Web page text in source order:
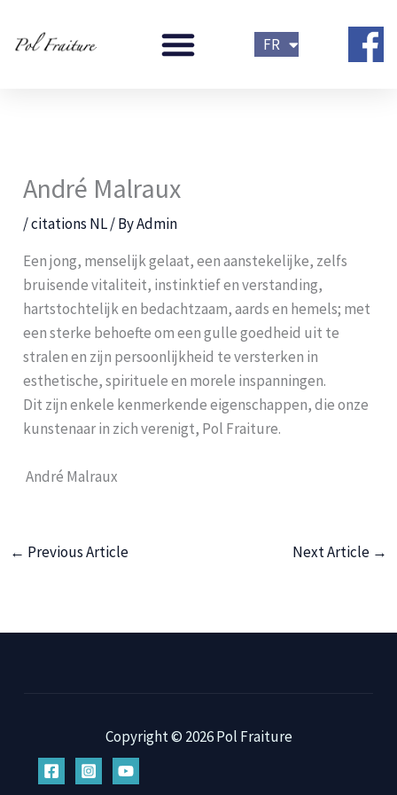
FR
EN
André Malraux
/citations NL/ ByAdmin
Een jong, menselijk gelaat, een aanstekelijke, zelfs
bruisende vitaliteit, instinktief en verstanding,
hartstochtelijk en bedachtzaam, aards en hemels; met
een sterke behoefte om een gulle goedheid uit te
stralen en zijn persoonlijkheid te versterken in
esthetische, spirituele en morele inspanningen.
Dit zijn enkele kenmerkende eigenschappen, die onze
kunstenaar in zich verenigt, Pol Fraiture.
André Malraux
← Previous Article Next Article →
Copyright © 2026 Pol Fraiture